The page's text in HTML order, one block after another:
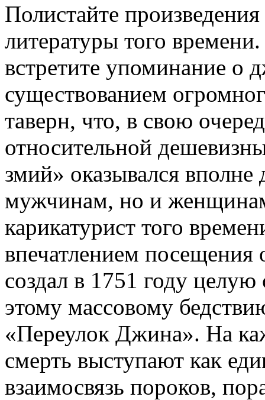
Полистайте
литературы того
встретите упоминание о
существованием
таверн, что, в свою
относительной
змий» оказывался
мужчинам, но и
карикатурист того
впечатлением посещения
создал в 1751 году
этому массовому
«Переулок Джина». На
смерть выступают как
взаимосвязь пороков,